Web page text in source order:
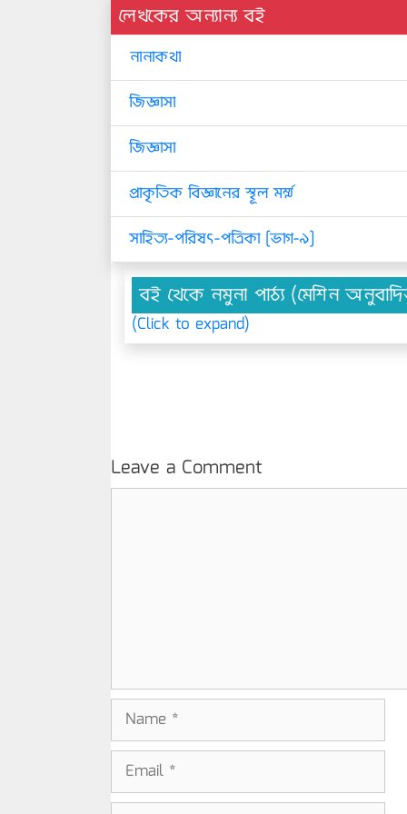
লেখকের অন্যান্য বই
নানাকথা
জিজ্ঞাসা
জিজ্ঞাসা
প্রাকৃতিক বিজ্ঞানের স্থূল মর্ম্ম
সাহিত্য-পরিষৎ-পত্রিকা [ভাগ-৯]
বই থেকে নমুনা পাঠ্য (মেশিন
(Click to expand)
Leave a Comment
Name
Email